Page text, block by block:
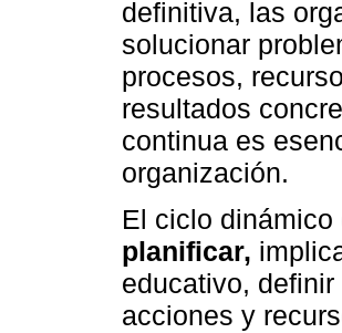
definitiva, las
solucionar
procesos,
resultados
continua es
organización.
El ciclo
planificar,
educativo,
acciones y